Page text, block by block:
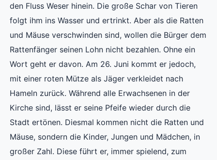
den Fluss Weser hinein. Die große Schar von Tieren
folgt ihm ins Wasser und ertrinkt. Aber als die Ratten
und Mäuse verschwinden sind, wollen die Bürger dem
Rattenfänger seinen Lohn nicht bezahlen. Ohne ein
Wort geht er davon. Am 26. Juni kommt er jedoch,
mit einer roten Mütze als Jäger verkleidet nach
Hameln zurück. Während alle Erwachsenen in der
Kirche sind, lässt er seine Pfeife wieder durch die
Stadt ertönen. Diesmal kommen nicht die Ratten und
Mäuse, sondern die Kinder, Jungen und Mädchen, in
großer Zahl. Diese führt er, immer spielend, zum